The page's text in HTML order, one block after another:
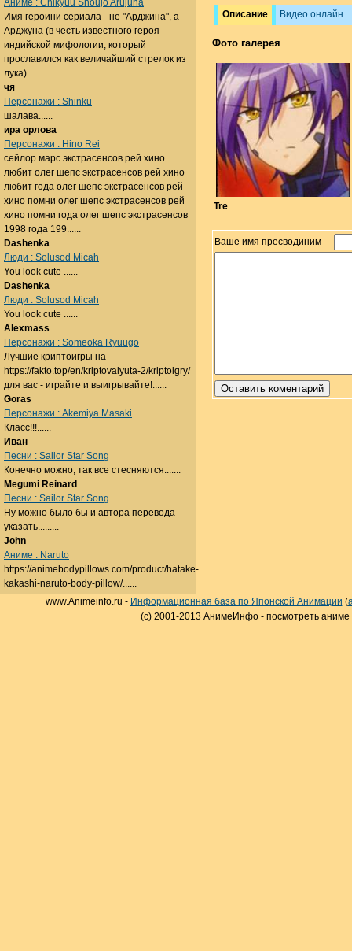
Описание Видео онлайн
Фото галерея
Tre
Ваше имя пресводиним
Аниме : Chikyuu Shoujo Arujuna
Имя героини сериала - не "Арджина", а
Арджуна (в честь известного героя
индийской мифологии, который
прославился как величайший стрелок из
лука).......
чя
Персонажи : Shinku
шалава......
ира орлова
Персонажи : Hino Rei
сейлор марс экстрасенсов рей хино
любит олег шепс экстрасенсов рей хино
любит года олег шепс экстрасенсов рей
хино помни олег шепс экстрасенсов рей
хино помни года олег шепс экстрасенсов
1998 года 199......
Dashenka
Люди : Solusod Micah
You look cute ......
Dashenka
Люди : Solusod Micah
You look cute ......
Alexmass
Персонажи : Someoka Ryuugo
Лучшие криптоигры на
https://fakto.top/en/kriptovalyuta-2/kriptoigry/
для вас - играйте и выигрывайте!......
Goras
Персонажи : Akemiya Masaki
Класс!!!......
Иван
Песни : Sailor Star Song
Конечно можно, так все стесняются.......
Megumi Reinard
Песни : Sailor Star Song
Ну можно было бы и автора перевода
указать.........
John
Аниме : Naruto
https://animebodypillows.com/product/hatake-
kakashi-naruto-body-pillow/......
www.Animeinfo.ru - Информационная база по Японской Анимации (
(c) 2001-2013 АнимеИнфо - посмотреть аниме